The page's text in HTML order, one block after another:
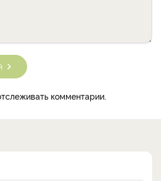
комментарии.